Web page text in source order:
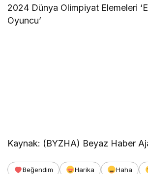
2024 Dünya Olimpiyat Elemeleri
Oyuncu’
Kaynak: (BYZHA) Beyaz Haber
Beğendim Harika Haha